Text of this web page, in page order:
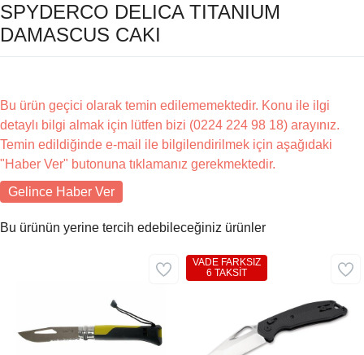
SPYDERCO DELICA TITANIUM
DAMASCUS CAKI
Bu ürün geçici olarak temin edilememektedir. Konu ile ilgi
detaylı bilgi almak için lütfen bizi (0224 224 98 18) arayınız.
Temin edildiğinde e-mail ile bilgilendirilmek için aşağıdaki
"Haber Ver" butonuna tıklamanız gerekmektedir.
Gelince Haber Ver
Bu ürünün yerine tercih edebileceğiniz ürünler
VADE FARKSIZ
6 TAKSİT